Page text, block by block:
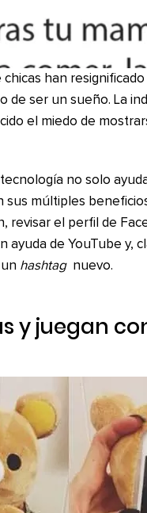
han
de ser un sueño. La
el miedo de
no solo
sus múltiples
revisar el perfil de
ayuda de YouTube y,
hashtag nuevo.
y juegan